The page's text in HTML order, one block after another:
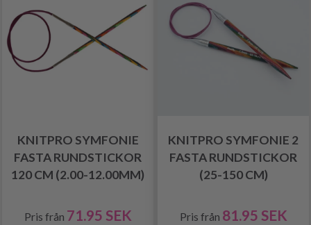
KNITPRO SYMFONIE
FASTA RUNDSTICKOR
120 CM (2.00-12.00MM)
Pris från 71.95 SEK
KNITPRO SYMFONIE 2
FASTA RUNDSTICKOR
(25-150 CM)
Pris från 81.95 SEK